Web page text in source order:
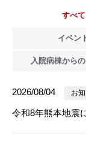
すべて
イベン
入院病棟からの
2026/08/04 お
令和8年熊本地震